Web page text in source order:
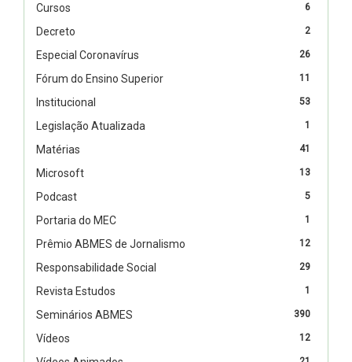
6
Cursos
2
Decreto
26
Especial Coronavírus
11
Fórum do Ensino Superior
53
Institucional
1
Legislação Atualizada
41
Matérias
13
Microsoft
5
Podcast
1
Portaria do MEC
12
Prêmio ABMES de Jornalismo
29
Responsabilidade Social
1
Revista Estudos
390
Seminários ABMES
12
Vídeos